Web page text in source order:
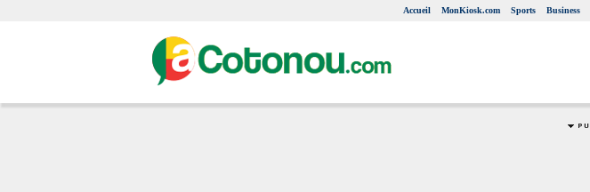
Accueil MonKiosk.com Sports Business